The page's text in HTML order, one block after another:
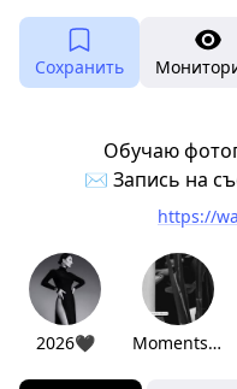
Сохранить
Обучаю
✉️ Запись на
https://
2026🖤 Moments part 4